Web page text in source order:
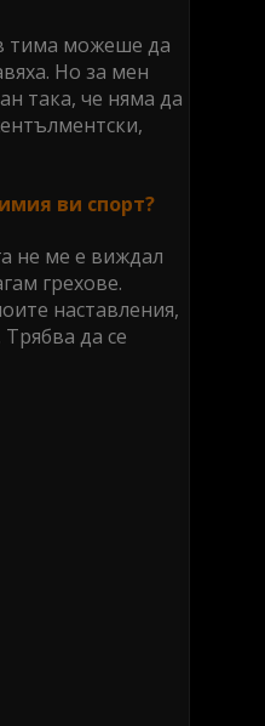
тима можеше да
Но за мен
така, че няма да
ви спорт?
не ме е виждал
грехове.
наставления,
да се